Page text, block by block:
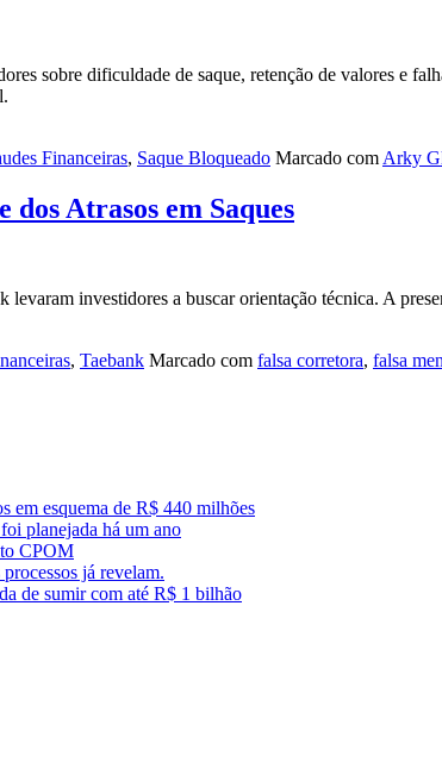
sobre dificuldade de saque, retenção de valores e
Financeiras, Saque Bloqueado Marcado com Arky
Atrasos em Saques
levaram investidores a buscar orientação técnica. A
, Taebank Marcado com falsa corretora, falsa
em esquema de R$ 440 milhões
planejada há um ano
CPOM
já revelam.
de sumir com até R$ 1 bilhão